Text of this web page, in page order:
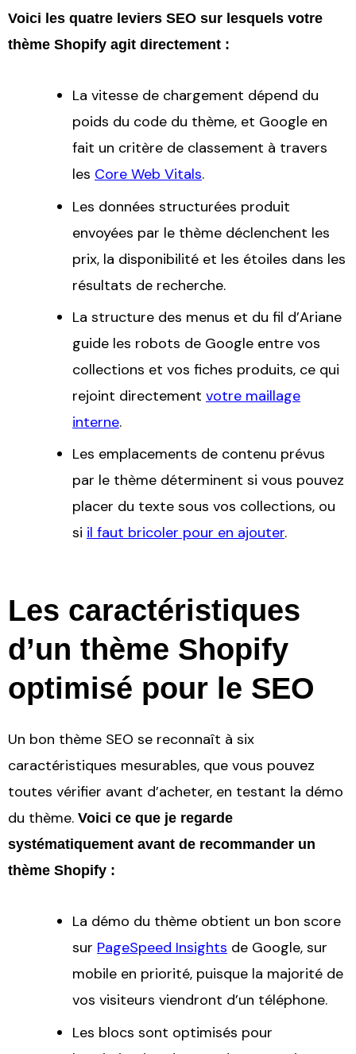
Voici les quatre leviers SEO sur lesquels votre
thème Shopify agit directement :
La vitesse de chargement dépend du
poids du code du thème, et Google en
fait un critère de classement à travers
les Core Web Vitals.
Les données structurées produit
envoyées par le thème déclenchent les
prix, la disponibilité et les étoiles dans les
résultats de recherche.
La structure des menus et du fil d’Ariane
guide les robots de Google entre vos
collections et vos fiches produits, ce qui
rejoint directement votre maillage
interne.
Les emplacements de contenu prévus
par le thème déterminent si vous pouvez
placer du texte sous vos collections, ou
si il faut bricoler pour en ajouter.
Les caractéristiques
d’un thème Shopify
optimisé pour le SEO
Un bon thème SEO se reconnaît à six
caractéristiques mesurables, que vous pouvez
toutes vérifier avant d’acheter, en testant la démo
du thème. Voici ce que je regarde
systématiquement avant de recommander un
thème Shopify :
La démo du thème obtient un bon score
sur PageSpeed Insights de Google, sur
mobile en priorité, puisque la majorité de
vos visiteurs viendront d’un téléphone.
Les blocs sont optimisés pour